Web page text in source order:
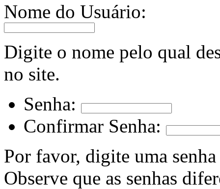
Nome do Usuário:
Digite o nome pelo qual
no site.
Senha:
Confirmar Senha:
Por favor, digite uma
Observe que as senhas